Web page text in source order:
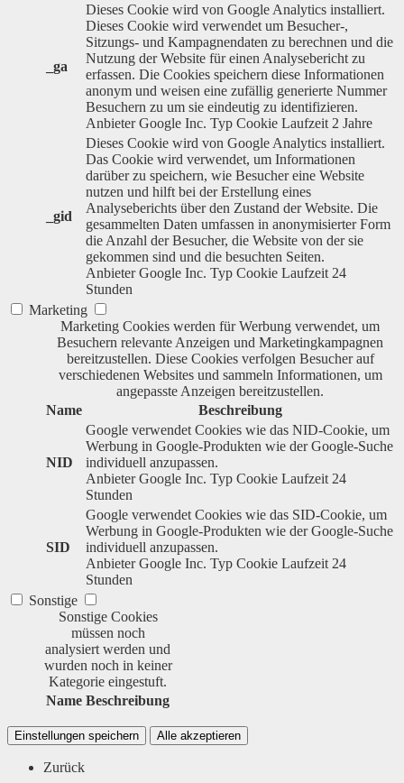
_ga
Dieses Cookie wird von Google Analytics installiert.
Dieses Cookie wird verwendet um Besucher-,
Sitzungs- und Kampagnendaten zu berechnen und die
Nutzung der Website für einen Analysebericht zu
erfassen. Die Cookies speichern diese Informationen
anonym und weisen eine zufällig generierte Nummer
Besuchern zu um sie eindeutig zu identifizieren.
Anbieter Google Inc. Typ Cookie Laufzeit 2 Jahre
_gid
Dieses Cookie wird von Google Analytics installiert.
Das Cookie wird verwendet, um Informationen
darüber zu speichern, wie Besucher eine Website
nutzen und hilft bei der Erstellung eines
Analyseberichts über den Zustand der Website. Die
gesammelten Daten umfassen in anonymisierter Form
die Anzahl der Besucher, die Website von der sie
gekommen sind und die besuchten Seiten.
Anbieter Google Inc. Typ Cookie Laufzeit 24
Stunden
Marketing
Marketing Cookies werden für Werbung verwendet, um
Besuchern relevante Anzeigen und Marketingkampagnen
bereitzustellen. Diese Cookies verfolgen Besucher auf
verschiedenen Websites und sammeln Informationen, um
angepasste Anzeigen bereitzustellen.
Name
Beschreibung
NID
Google verwendet Cookies wie das NID-Cookie, um
Werbung in Google-Produkten wie der Google-Suche
individuell anzupassen.
Anbieter Google Inc. Typ Cookie Laufzeit 24
Stunden
SID
Google verwendet Cookies wie das SID-Cookie, um
Werbung in Google-Produkten wie der Google-Suche
individuell anzupassen.
Anbieter Google Inc. Typ Cookie Laufzeit 24
Stunden
Sonstige
Sonstige Cookies
müssen noch
analysiert werden und
wurden noch in keiner
Kategorie eingestuft.
Name Beschreibung
Einstellungen speichern Alle akzeptieren
Zurück